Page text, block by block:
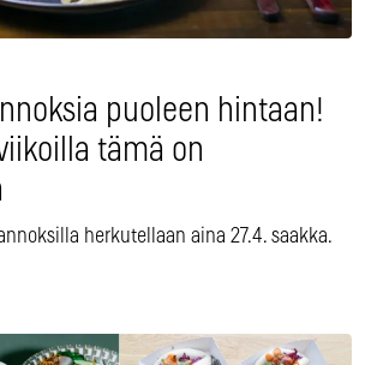
puoleen hintaan!
tämä on
herkutellaan aina 27.4. saakka.